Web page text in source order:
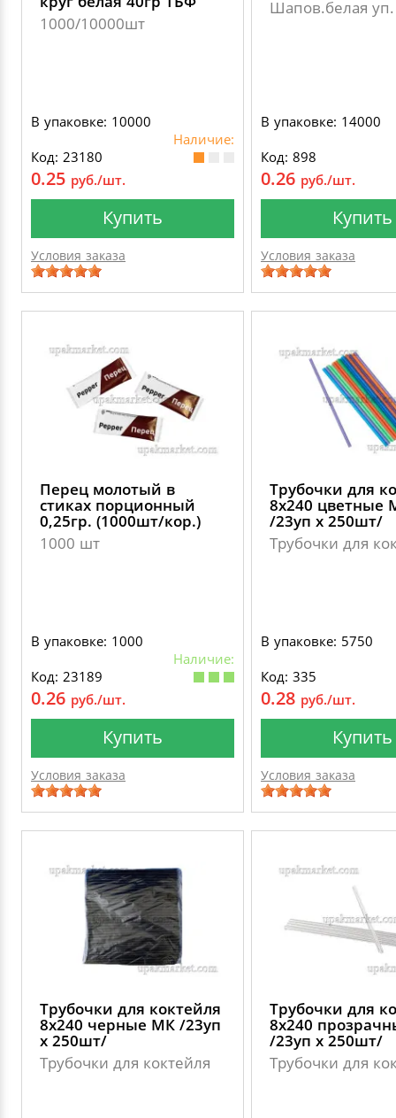
1000/10000шт
В упаковке: 10000
Наличие:
Код: 23180
0.25 руб./шт.
Купить
Условия заказа
Шапов.белая уп.
В упаковке: 14000
Код: 898
0.26 руб./шт.
Купить
Условия заказа
Перец молотый в
стиках порционный
0,25гр. (1000шт/кор.)
1000 шт
В упаковке: 1000
Наличие:
Код: 23189
0.26 руб./шт.
Купить
Условия заказа
Трубочки для
8х240 цветные
/23уп х 250шт/
Трубочки для
В упаковке: 5750
Код: 335
0.28 руб./шт.
Купить
Условия заказа
Трубочки для коктейля
8х240 черные МК /23уп
х 250шт/
Трубочки для коктейля
Трубочки для
8х240
/23уп х 250шт/
Трубочки для